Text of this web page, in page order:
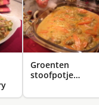
Groenten
stoofpotje…